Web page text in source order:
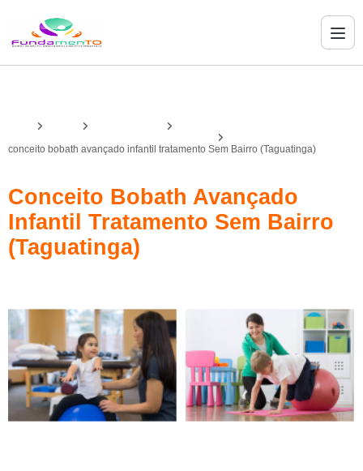
conceito bobath avançado infantil tratamento Sem Bairro (Taguatinga)
Conceito Bobath Avançado
Infantil Tratamento Sem Bairro
(Taguatinga)